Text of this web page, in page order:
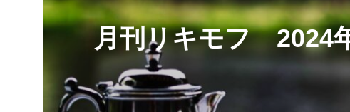
月刊リキモフ 2024